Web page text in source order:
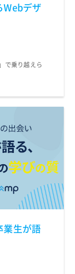
Webデザ
で乗り越えら
生が語